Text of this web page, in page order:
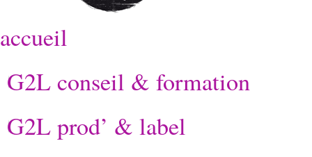
accueil
G2L conseil & formation
G2L prod’ & label